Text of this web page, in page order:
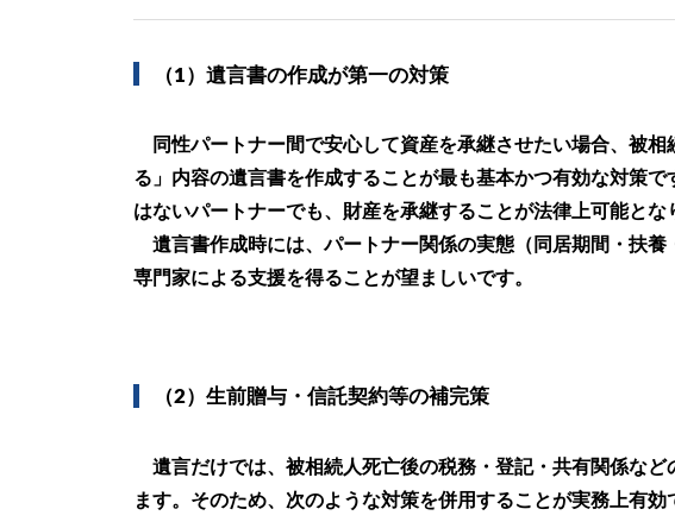
（1）遺言書の作成が第一の対策
同性パートナー間で安心して資産を承継させたい場合、被
る」内容の遺言書を作成することが最も基本かつ有効な対策
はないパートナーでも、財産を承継することが法律上可能とな
遺言書作成時には、パートナー関係の実態（同居期間・扶養
専門家による支援を得ることが望ましいです。
（2）生前贈与・信託契約等の補完策
遺言だけでは、被相続人死亡後の税務・登記・共有関係など
ます。そのため、次のような対策を併用することが実務上有効